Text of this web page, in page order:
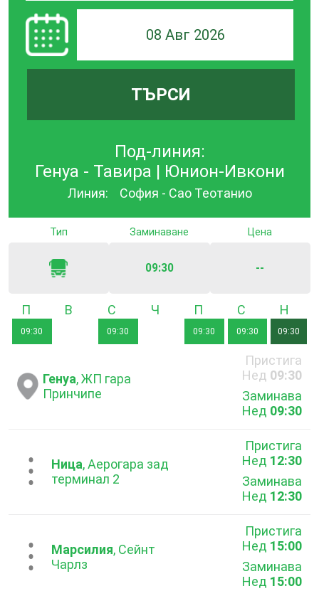
08 Авг 2026
ТЪРСИ
Под-линия:
Генуа - Тавира | Юнион-Ивкони
Линия: София - Сао Теотанио
Тип Заминаване
09:30
Цена
--
Понеделник
09:30
Вторник
09:30
Четвъртък
09:30
Събота
09:30 09:30
Генуа, ЖП гара
Принчипе
Пристига
Нед 09:30
Заминава
Нед 09:30
...
Ница, Аерогара зад
терминал 2
Пристига
Нед 12:30
Заминава
Нед 12:30
...Марсилия, Сейнт
Чарлз
Пристига
Нед 15:00
Заминава
Нед 15:00